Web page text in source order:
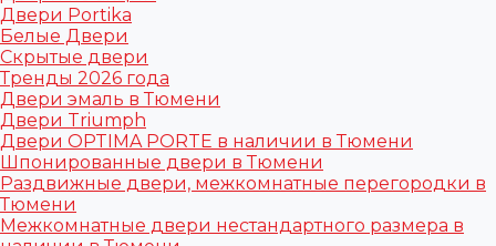
Двери Portika
Белые Двери
Скрытые двери
Тренды 2026 года
Двери эмаль в Тюмени
Двери Triumph
Двери OPTIMA PORTE в наличии в Тюмени
Шпонированные двери в Тюмени
Раздвижные двери, межкомнатные перегородки в
Тюмени
Межкомнатные двери нестандартного размера в